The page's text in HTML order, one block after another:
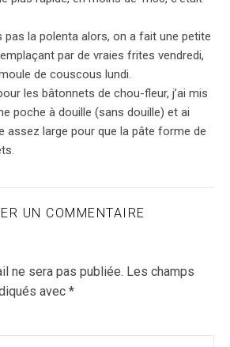
pas la polenta alors, on a fait une petite
par de vraies frites vendredi,
de couscous lundi.
les bâtonnets de chou-fleur, j’ai mis
poche à douille (sans douille) et ai
assez large pour que la pâte forme de
UN COMMENTAIRE
ne sera pas publiée. Les champs
avec *